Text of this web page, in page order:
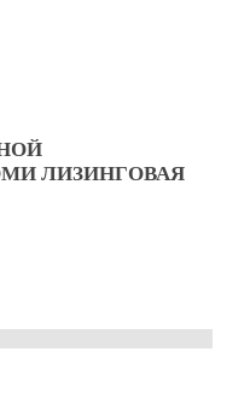
ЛИЗИНГОВАЯ